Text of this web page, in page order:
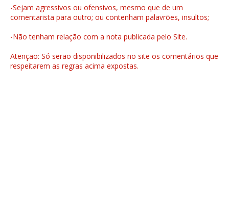
-Sejam agressivos ou ofensivos, mesmo que de um
comentarista para outro; ou contenham palavrões, insultos;
-Não tenham relação com a nota publicada pelo Site.
Atenção: Só serão disponibilizados no site os comentários que
respeitarem as regras acima expostas.